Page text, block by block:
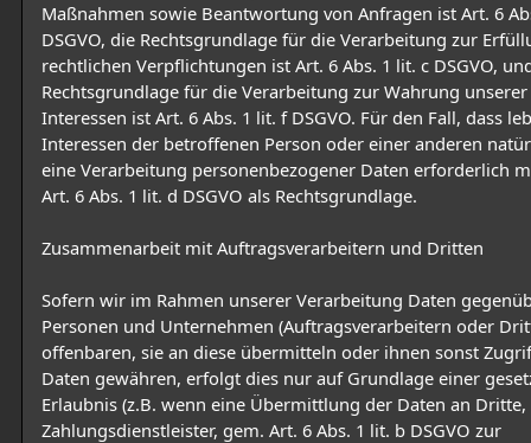
Maßnahmen sowie Beantwortung von Anfragen ist Art. 6
DSGVO, die Rechtsgrundlage für die Verarbeitung zur
rechtlichen Verpflichtungen ist Art. 6 Abs. 1 lit. c DSGVO,
Rechtsgrundlage für die Verarbeitung zur Wahrung
Interessen ist Art. 6 Abs. 1 lit. f DSGVO. Für den Fall, dass
Interessen der betroffenen Person oder einer anderen
eine Verarbeitung personenbezogener Daten erforderlich
Art. 6 Abs. 1 lit. d DSGVO als Rechtsgrundlage.
Zusammenarbeit mit Auftragsverarbeitern und Dritten
Sofern wir im Rahmen unserer Verarbeitung Daten
Personen und Unternehmen (Auftragsverarbeitern oder
offenbaren, sie an diese übermitteln oder ihnen sonst
Daten gewähren, erfolgt dies nur auf Grundlage einer
Erlaubnis (z.B. wenn eine Übermittlung der Daten an
Zahlungsdienstleister, gem. Art. 6 Abs. 1 lit. b DSGVO zur